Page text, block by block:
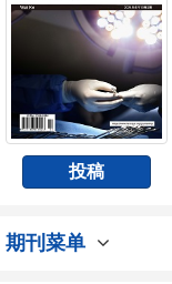
投稿
期刊菜单